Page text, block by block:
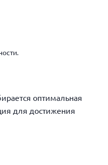
оптимальная
для достижения